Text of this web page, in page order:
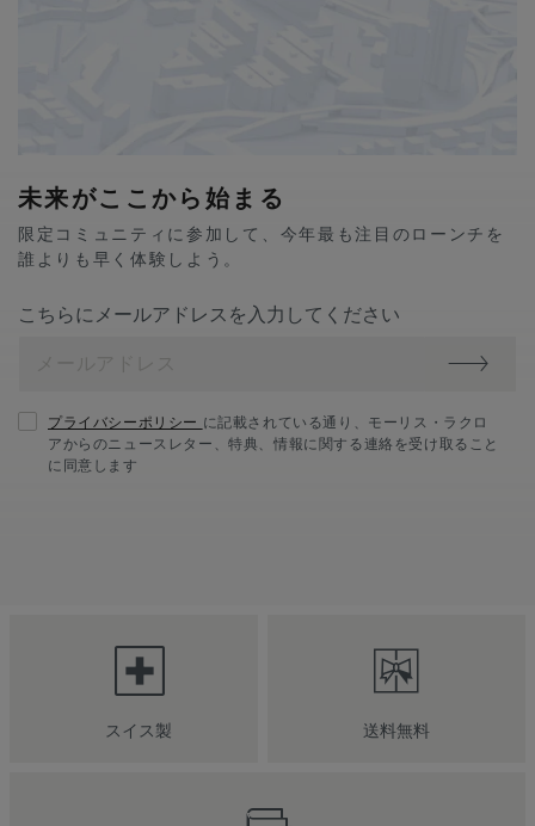
未来がここから始まる
限定コミュニティに参加して、今年最も注目のローンチを
誰よりも早く体験しよう。
こちらにメールアドレスを入力してください
プライバシーポリシー に記載されている通り、モーリス・ラクロ
アからのニュースレター、特典、情報に関する連絡を受け取ること
に同意します
スイス製 送料無料